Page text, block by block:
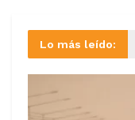
Lo más leído: